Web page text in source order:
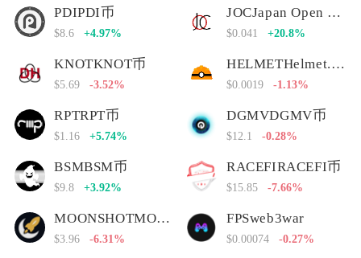
PDIPDI币
$8.6 +4.97%
JOCJapan Open Chain
$0.041 +20.8%
KNOTKNOT币
$5.69 -3.52%
HELMETHelmet.insure Governance Token
$0.0019 -1.13%
RPTRPT币
$1.16 +5.74%
DGMVDGMV币
$12.1 -0.28%
BSMBSM币
$9.8 +3.92%
RACEFIRACEFI币
$15.85 -7.66%
MOONSHOTMOONSHOT币
$3.96 -6.31%
FPSweb3war
$0.00074 -0.27%